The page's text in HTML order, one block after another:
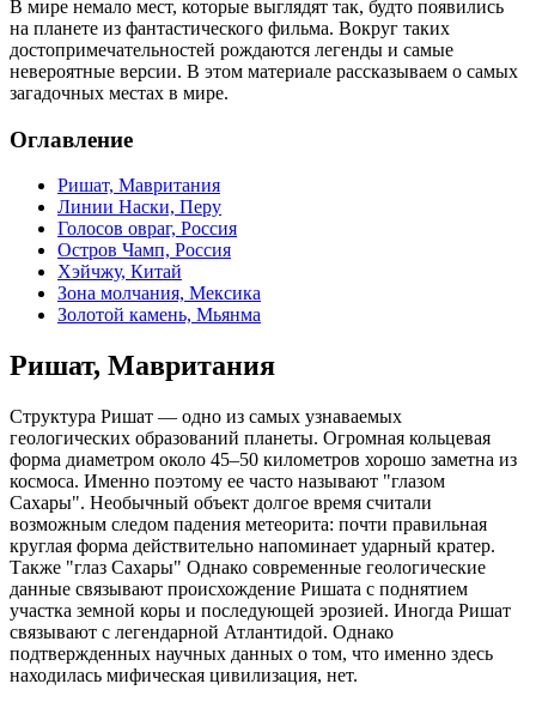
В мире немало мест, которые выглядят так, будто появились
на планете из фантастического фильма. Вокруг таких
достопримечательностей рождаются легенды и самые
невероятные версии. В этом материале рассказываем о самых
загадочных местах в мире.
Оглавление
Ришат, Мавритания
Линии Наски, Перу
Голосов овраг, Россия
Остров Чамп, Россия
Хэйчжу, Китай
Зона молчания, Мексика
Золотой камень, Мьянма
Ришат, Мавритания
Структура Ришат — одно из самых узнаваемых
геологических образований планеты. Огромная кольцевая
форма диаметром около 45–50 километров хорошо заметна из
космоса. Именно поэтому ее часто называют "глазом
Сахары". Необычный объект долгое время считали
возможным следом падения метеорита: почти правильная
круглая форма действительно напоминает ударный кратер.
Также "глаз Сахары" Однако современные геологические
данные связывают происхождение Ришата с поднятием
участка земной коры и последующей эрозией. Иногда Ришат
связывают с легендарной Атлантидой. Однако
подтвержденных научных данных о том, что именно здесь
находилась мифическая цивилизация, нет.